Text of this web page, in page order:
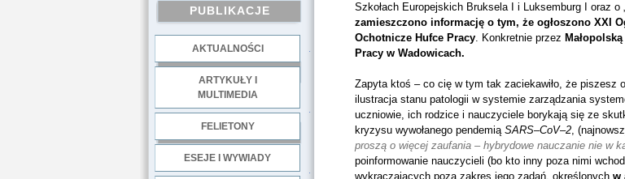
PUBLIKACJE
AKTUALNOŚCI
ARTYKUŁY I
MULTIMEDIA
FELIETONY
ESEJE I WYWIADY
Szkołach Europejskich Bruksela I i Luksemburg I oraz
zamieszczono informację o tym, że ogłoszono XXI
Ochotnicze Hufce Pracy. Konkretnie przez
Pracy w Wadowicach.
Zapyta ktoś – co cię w tym tak zaciekawiło, że
ilustracja stanu patologii w systemie zarządzania
uczniowie, ich rodzice i nauczyciele borykają się ze
kryzysu wywołanego pendemią SARS–CoV–2,
proszą o więcej zaufania – hybrydowe nauczanie nie w
poinformowanie nauczycieli (bo kto inny poza nimi
wykraczających poza zakres jego zadań, określonych w